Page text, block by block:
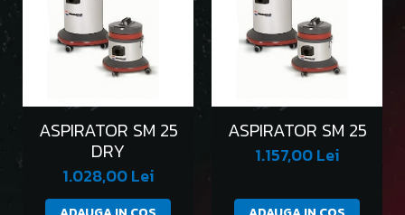
ASPIRATOR SM 25
DRY
1.028,00 Lei
ASPIRATOR SM 25
1.157,00 Lei